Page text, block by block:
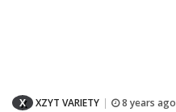
X XZYT VARIETY 8 years ago